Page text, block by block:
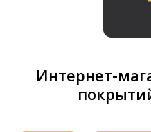
Интернет-